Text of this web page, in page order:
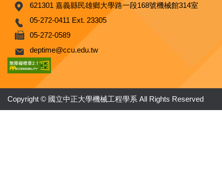
621301 嘉義縣民雄鄉大學路一段168號機械館314室
05-272-0411 Ext. 23305
05-272-0589
deptime@ccu.edu.tw
Copyright © 國立中正大學機械工程學系 All Rights Reserved